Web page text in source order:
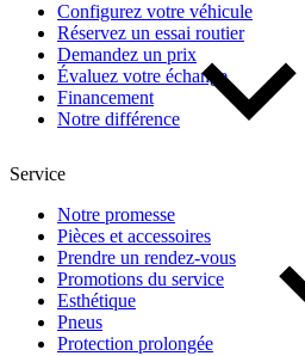
Configurez votre véhicule
Réservez un essai routier
Demandez un prix
Évaluez votre échange
Financement
Notre différence
Service
Notre promesse
Pièces et accessoires
Prendre un rendez-vous
Promotions du service
Esthétique
Pneus
Protection prolongée